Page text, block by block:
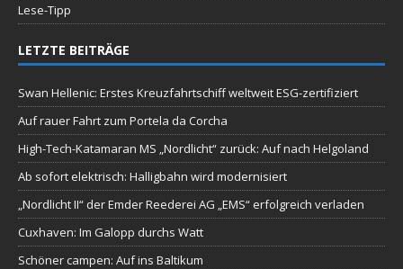
Lese-Tipp
LETZTE BEITRÄGE
Swan Hellenic: Erstes Kreuzfahrtschiff weltweit ESG-zertifiziert
Auf rauer Fahrt zum Portela da Corcha
High-Tech-Katamaran MS „Nordlicht“ zurück: Auf nach Helgoland
Ab sofort elektrisch: Halligbahn wird modernisiert
„Nordlicht II“ der Emder Reederei AG „EMS“ erfolgreich verladen
Cuxhaven: Im Galopp durchs Watt
Schöner campen: Auf ins Baltikum